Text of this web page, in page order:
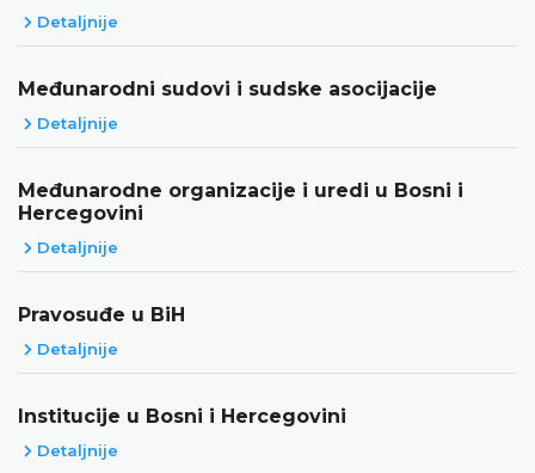
Detaljnije
Međunarodni sudovi i sudske asocijacije
Detaljnije
Međunarodne organizacije i uredi u Bosni i
Hercegovini
Detaljnije
Pravosuđe u BiH
Detaljnije
Institucije u Bosni i Hercegovini
Detaljnije